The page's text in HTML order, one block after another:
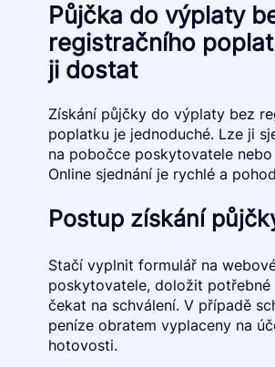
Půjčka do výplaty
registračního
ji dostat
Získání půjčky do výplaty bez
poplatku je jednoduché. Lze ji
na pobočce poskytovatele nebo
Online sjednání je rychlé a
Postup získání
Stačí vyplnit formulář na
poskytovatele, doložit potřebné
čekat na schválení. V případě
peníze obratem vyplaceny na
hotovosti.